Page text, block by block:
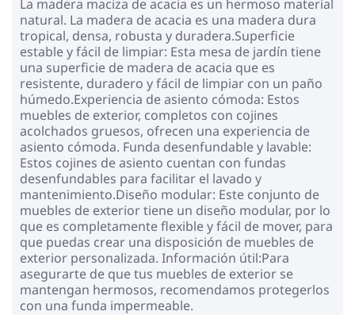
La madera maciza de acacia es un hermoso material
natural. La madera de acacia es una madera dura
tropical, densa, robusta y duradera.Superficie
estable y fácil de limpiar: Esta mesa de jardín tiene
una superficie de madera de acacia que es
resistente, duradero y fácil de limpiar con un paño
húmedo.Experiencia de asiento cómoda: Estos
muebles de exterior, completos con cojines
acolchados gruesos, ofrecen una experiencia de
asiento cómoda. Funda desenfundable y lavable:
Estos cojines de asiento cuentan con fundas
desenfundables para facilitar el lavado y
mantenimiento.Diseño modular: Este conjunto de
muebles de exterior tiene un diseño modular, por lo
que es completamente flexible y fácil de mover, para
que puedas crear una disposición de muebles de
exterior personalizada. Información útil:Para
asegurarte de que tus muebles de exterior se
mantengan hermosos, recomendamos protegerlos
con una funda impermeable.